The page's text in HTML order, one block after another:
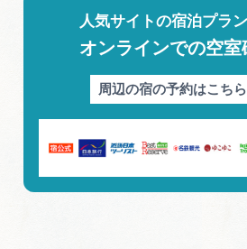
人気サイトの宿泊プラ
オンラインでの空
周辺の宿の予約はこち